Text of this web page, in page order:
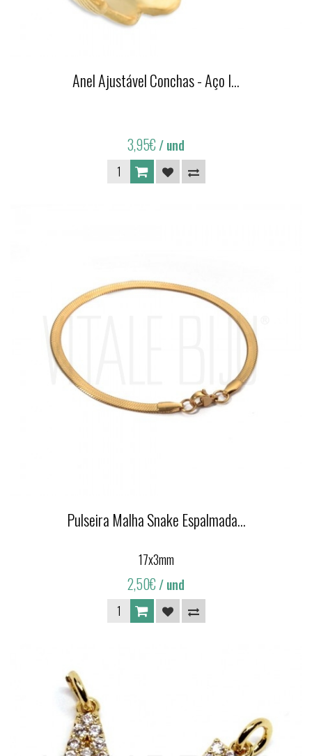
Anel Ajustável Conchas - Aço I...
3,95€/ und
Pulseira Malha Snake Espalmada...
17x3mm
2,50€/ und